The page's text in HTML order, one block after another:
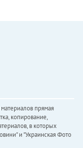
прямая
копирование,
в которых
и "Украинская Фото